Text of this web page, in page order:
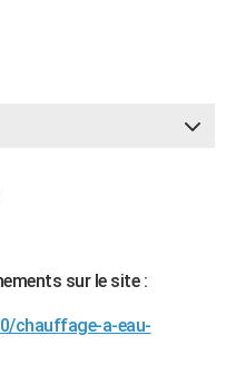
sur le site :
chauffage-a-eau-